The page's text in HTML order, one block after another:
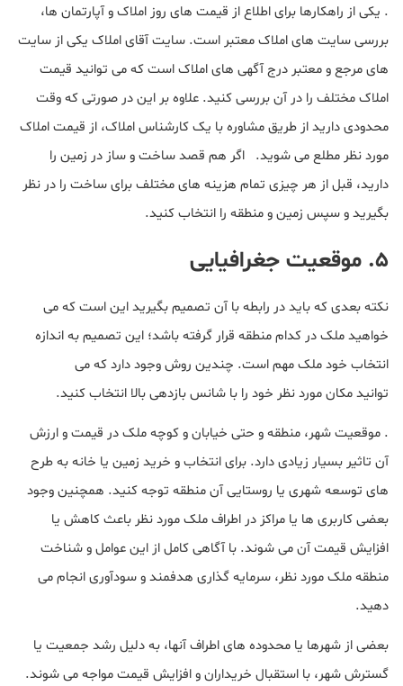
. یکی از راهکارها برای اطلاع از قیمت های روز املاک و آپارتمان ها،
بررسی سایت های املاک معتبر است. سایت آقای املاک یکی از سایت
های مرجع و معتبر درج آگهی های املاک است که می توانید قیمت
املاک مختلف را در آن بررسی کنید. علاوه بر این در صورتی که وقت
محدودی دارید از طریق مشاوره با یک کارشناس املاک، از قیمت املاک
مورد نظر مطلع می شوید. اگر هم قصد ساخت و ساز در زمین را
دارید، قبل از هر چیزی تمام هزینه های مختلف برای ساخت را در نظر
بگیرید و سپس زمین و منطقه را انتخاب کنید.
۵. موقعیت جغرافیایی
نکته بعدی که باید در رابطه با آن تصمیم بگیرید این است که می
خواهید ملک در کدام منطقه قرار گرفته باشد؛ این تصمیم به اندازه
انتخاب خود ملک مهم است. چندین روش وجود دارد که می
توانید مکان مورد نظر خود را با شانس بازدهی بالا انتخاب کنید.
. موقعیت شهر، منطقه و حتی خیابان و کوچه ملک در قیمت و ارزش
آن تاثیر بسیار زیادی دارد. برای انتخاب و خرید زمین یا خانه به طرح
های توسعه شهری یا روستایی آن منطقه توجه کنید. همچنین وجود
بعضی کاربری ها یا مراکز در اطراف ملک مورد نظر باعث کاهش یا
افزایش قیمت آن می شوند. با آگاهی کامل از این عوامل و شناخت
منطقه ملک مورد نظر، سرمایه گذاری هدفمند و سودآوری انجام می
دهید.
بعضی از شهرها یا محدوده های اطراف آنها، به دلیل رشد جمعیت یا
گسترش شهر، با استقبال خریداران و افزایش قیمت مواجه می شوند.